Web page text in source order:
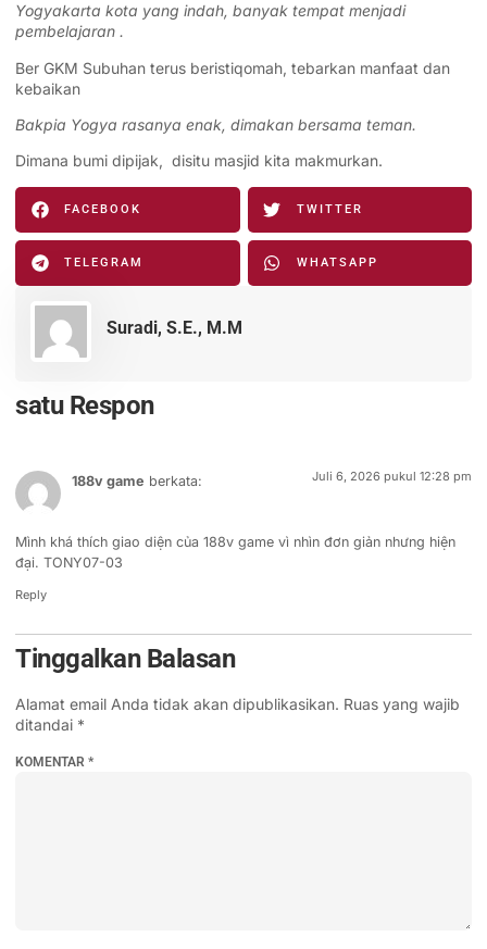
Yogyakarta kota yang indah, banyak tempat menjadi
pembelajaran .
Ber GKM Subuhan terus beristiqomah, tebarkan manfaat dan
kebaikan
Bakpia Yogya rasanya enak, dimakan bersama teman.
Dimana bumi dipijak, disitu masjid kita makmurkan.
FACEBOOK TWITTER
TELEGRAM WHATSAPP
Suradi, S.E., M.M
satu Respon
188v game berkata: Juli 6, 2026 pukul 12:28 pm
Mình khá thích giao diện của 188v game vì nhìn đơn giản nhưng hiện
đại. TONY07-03
Reply
Tinggalkan Balasan
Alamat email Anda tidak akan dipublikasikan. Ruas yang wajib
ditandai *
KOMENTAR *